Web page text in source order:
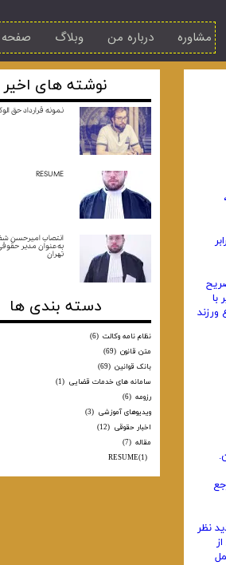
وبلاگ درباره من مشاوره
با
ورزند
نظر
نوشته های اخیر
نمونه قرارداد حق
RESUME
انتصاب امیرحسن
به‌عنوان مدیر
تهران
دسته بندی ها
نظام نامه وکالت (6)
متن قانون (69)
بانک قوانین (69)
سامانه های خدمات قضایی (1)
رزومه (6)
ویدیوهای آموزشی (3)
اخبار حقوقی (12)
مقاله (7)
RESUME(1)